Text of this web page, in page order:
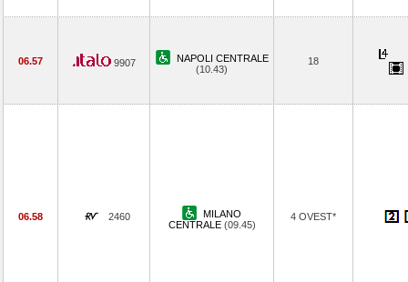
06.57 9907
NAPOLI CENTRALE
(10.43)
18
06.58 2460
MILANO
CENTRALE (09.45)
4 OVEST*